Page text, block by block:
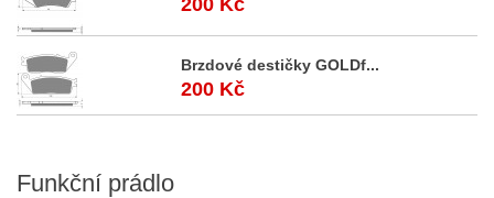
200 Kč
Brzdové destičky GOLDf...
200 Kč
Funkční prádlo